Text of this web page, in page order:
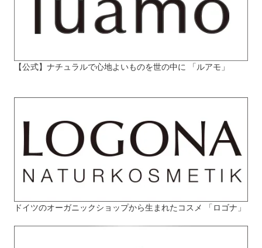
【公式】ナチュラルで心地よいものを世の中に 「ルアモ」
ドイツのオーガニックショップから生まれたコスメ 「ロゴナ」